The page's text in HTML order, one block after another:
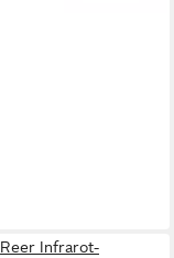
Reer Infrarot-